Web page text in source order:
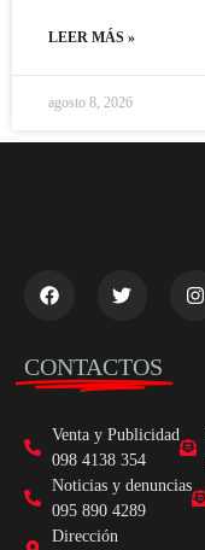
LEER MÁS »
agosto 8, 2026
CONTACTOS
Venta y Publicidad
098 4138 354
Noticias y denuncias
095 890 4289
Dirección